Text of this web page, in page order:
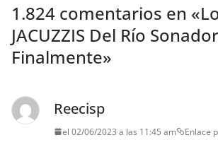
1.824 comentarios en «
JACUZZIS Del Río
Finalmente»
Reecisp
el 02/06/2023 a las 11:45 am Enlace